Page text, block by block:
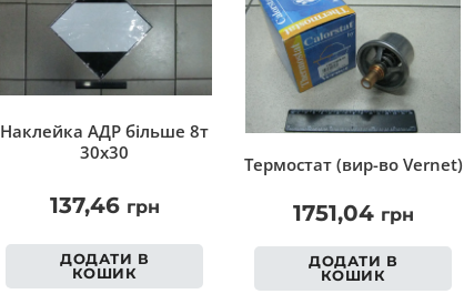
Наклейка АДР більше 8т
30х30
137,46 грн
ДОДАТИ В
КОШИК
Термостат (вир-во Vernet)
1751,04 грн
ДОДАТИ В
КОШИК